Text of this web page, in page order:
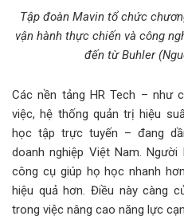
Tập đoàn Mavin tổ chức
vận hành thực chiến và công
đến từ Buhler
Các nền tảng HR Tech – như
việc, hệ thống quản trị hiệu
học tập trực tuyến – đang
doanh nghiệp Việt Nam.
công cụ giúp họ học nhanh
hiệu quả hơn. Điều này càng
trong việc nâng cao năng lực